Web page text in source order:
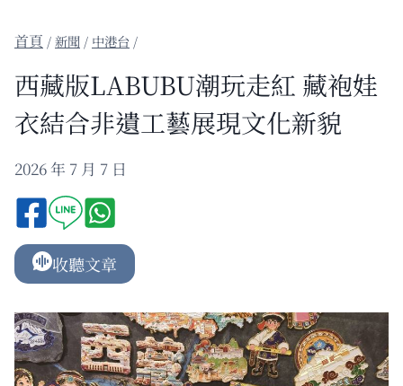
/新聞 / 中港台 /
西藏版LABUBU潮玩走紅 藏袍娃
衣結合非遺工藝展現文化新貌
2026 年 7 月 7 日
收聽文章